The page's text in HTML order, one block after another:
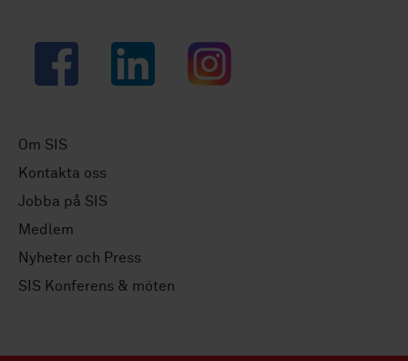
Facebook LinkedIn Instagram
Om SIS
Kontakta oss
Jobba på SIS
Medlem
Nyheter och Press
SIS Konferens & möten